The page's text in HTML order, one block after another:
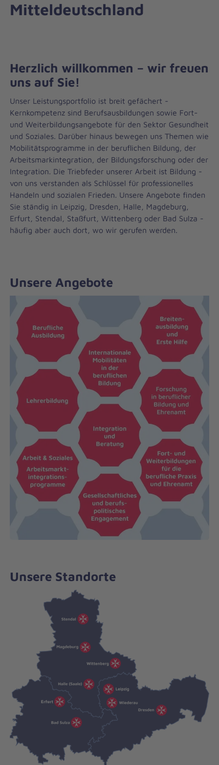
Mitteldeutschland
Herzlich willkommen – wir freuen
uns auf Sie!
Unser Leistungsportfolio ist breit gefächert -
Kernkompetenz sind Berufsausbildungen sowie Fort-
und Weiterbildungsangebote für den Sektor Gesundheit
und Soziales. Darüber hinaus bewegen uns Themen wie
Mobilitätsprogramme in der beruflichen Bildung, der
Arbeitsmarkintegration, der Bildungsforschung oder der
Integration. Die Triebfeder unserer Arbeit ist Bildung -
von uns verstanden als Schlüssel für professionelles
Handeln und sozialen Frieden. Unsere Angebote finden
Sie ständig in Leipzig, Dresden, Halle, Magdeburg,
Erfurt, Stendal, Staßfurt, Wittenberg oder Bad Sulza -
häufig aber auch dort, wo wir gerufen werden.
Unsere Angebote
Unsere Standorte